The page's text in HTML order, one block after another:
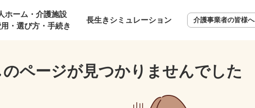
ホーム・介護施設
・選び方・手続き
長生きシミュレーション 介護事業者の皆様へ
ページが見つかりませんでした